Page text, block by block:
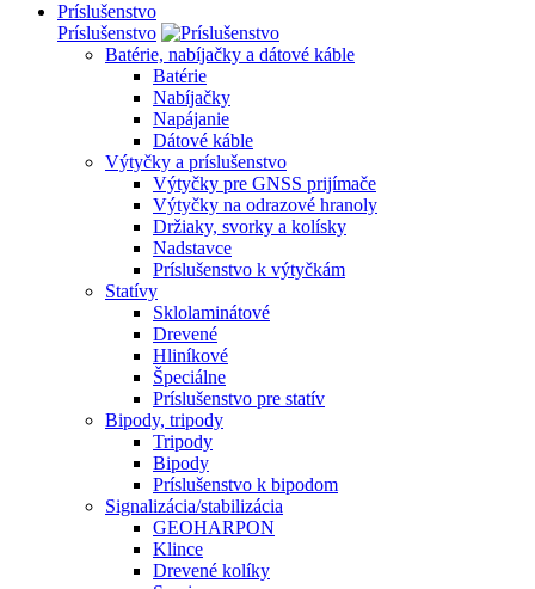
Príslušenstvo
Príslušenstvo
Batérie, nabíjačky a dátové káble
Batérie
Nabíjačky
Napájanie
Dátové káble
Výtyčky a príslušenstvo
Výtyčky pre GNSS prijímače
Výtyčky na odrazové hranoly
Držiaky, svorky a kolísky
Nadstavce
Príslušenstvo k výtyčkám
Statívy
Sklolaminátové
Drevené
Hliníkové
Špeciálne
Príslušenstvo pre statív
Bipody, tripody
Tripody
Bipody
Príslušenstvo k bipodom
Signalizácia/stabilizácia
GEOHARPON
Klince
Drevené kolíky